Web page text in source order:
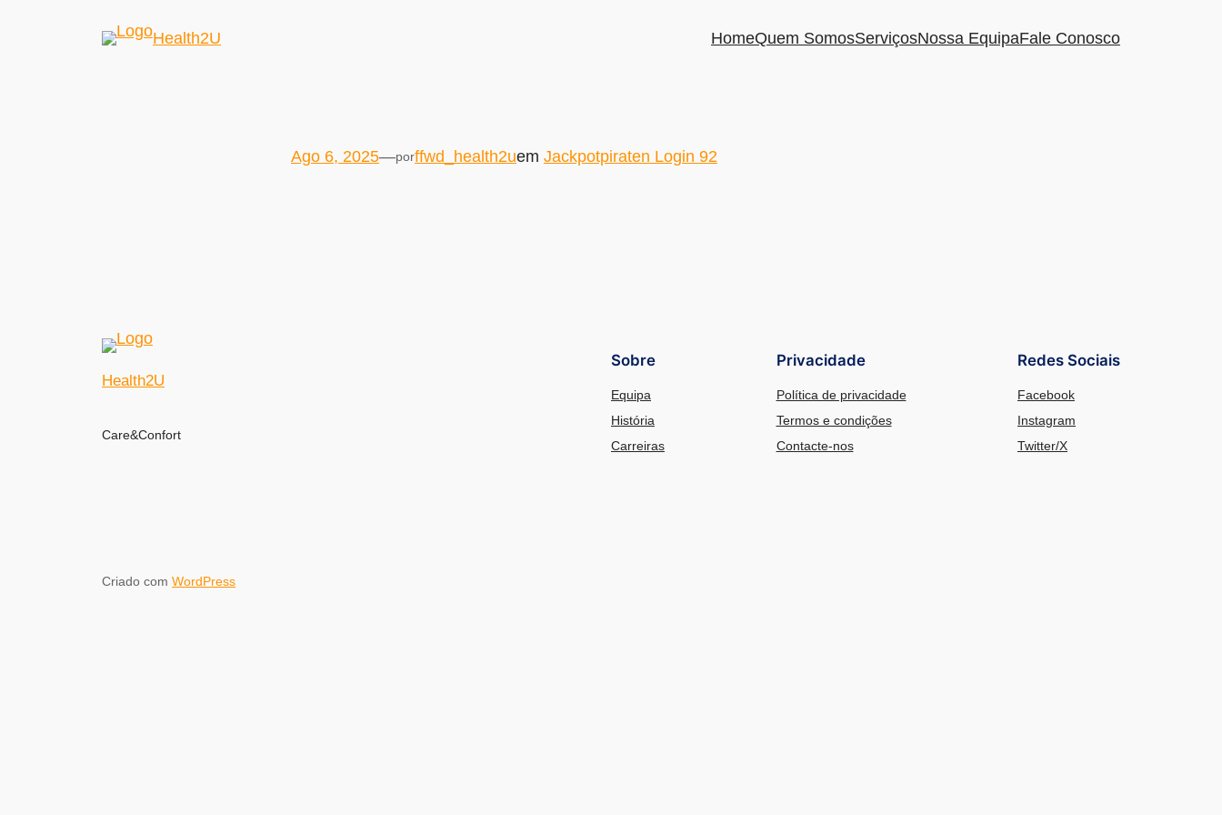
Health2U HomeQuem SomosServiçosNossa EquipaFale Conosco
Ago 6, 2025—porffwd_health2uem Jackpotpiraten Login 92
Health2U
Care&Confort
Sobre
Equipa
História
Carreiras
Privacidade
Política de privacidade
Termos e condições
Contacte-nos
Redes Sociais
Facebook
Instagram
Twitter/X
Criado com WordPress